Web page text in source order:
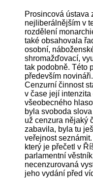
Prosincová ústava
nejliberálnějším v
rozdělení
také obsahovala
osobní,
shromažďovací,
tak podobně. Této
především
Cenzurní činnost
v čase její
všeobecného
byla svoboda
už cenzura nějaký
zabavila, byla tu
veřejnost
který je přečetl v
parlamentní
necenzurovaná
jeho vydání před